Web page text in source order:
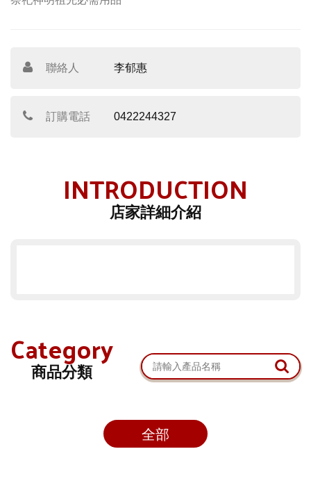
聯絡人 李郁惠
訂購電話 0422244327
INTRODUCTION
店家詳細介紹
Category
商品分類
全部